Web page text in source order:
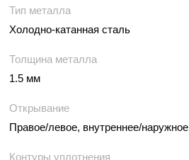
Тип металла
Холодно-катанная сталь
Толщина металла
1.5 мм
Открывание
Правое/левое, внутреннее/наружное
Контуры уплотнения